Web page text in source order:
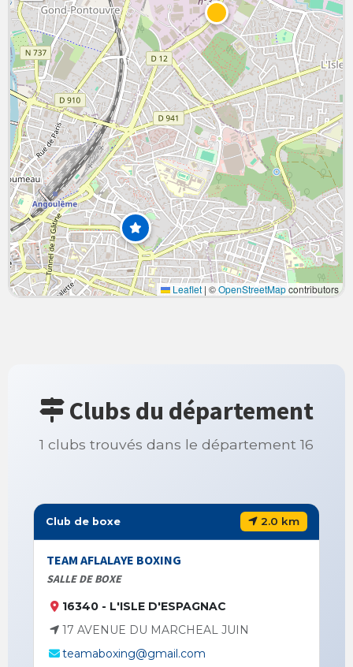
Leaflet | ©OpenStreetMapcontributors
Clubs du département
1 clubs trouvés dans le département 16
Club de boxe 2.0 km
TEAM AFLALAYE BOXING
SALLE DE BOXE
16340 - L'ISLE D'ESPAGNAC
17 AVENUE DU MARCHEAL JUIN
teamaboxing@gmail.com